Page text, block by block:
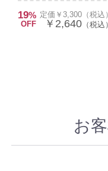
19%
OFF
定価￥3,300（税込）
￥2,640 （税込）
お